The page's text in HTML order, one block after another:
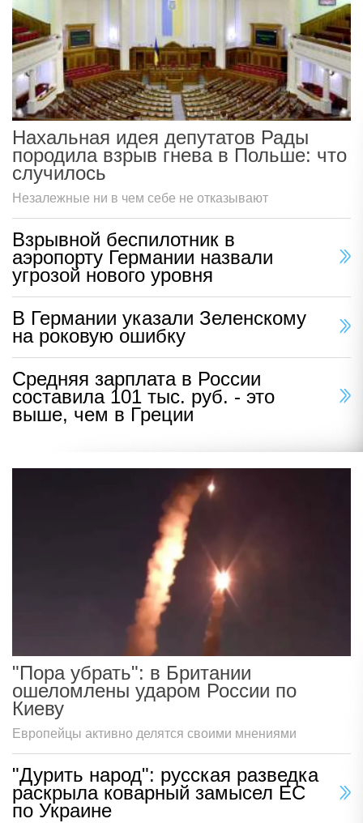
Нахальная идея депутатов Рады
породила взрыв гнева в Польше: что
случилось
Незалежные ни в чем себе не отказывают
Взрывной беспилотник в
аэропорту Германии назвали
угрозой нового уровня
В Германии указали Зеленскому
на роковую ошибку
Средняя зарплата в России
составила 101 тыс. руб. - это
выше, чем в Греции
"Пора убрать": в Британии
ошеломлены ударом России по
Киеву
Европейцы активно делятся своими мнениями
"Дурить народ": русская разведка
раскрыла коварный замысел ЕС
по Украине